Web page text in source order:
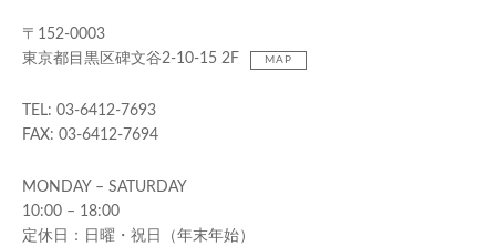
〒152-0003
東京都目黒区碑文谷2-10-15 2F
MAP
TEL: 03-6412-7693
FAX: 03-6412-7694
MONDAY – SATURDAY
10:00 – 18:00
定休日：日曜・祝日（年末年始）